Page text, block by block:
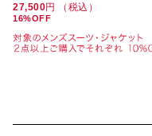
27,500円 （税込）
16%OFF